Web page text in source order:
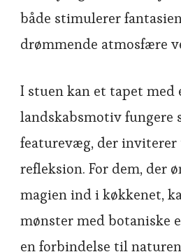
både stimulerer
drømmende atmosfære
I stuen kan et tapet
landskabsmotiv fungere
featurevæg, der inviterer
refleksion. For dem, der
magien ind i køkkenet,
mønster med botaniske
en forbindelse til